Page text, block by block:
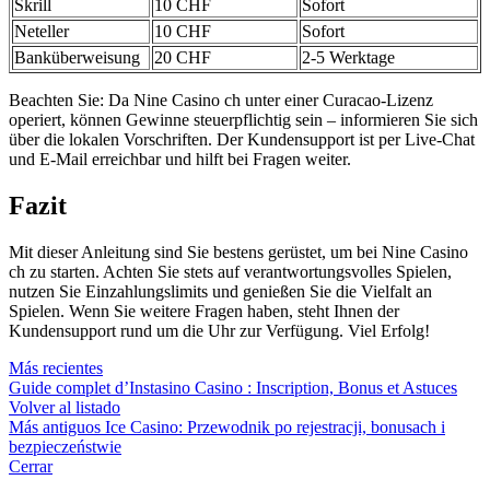
Skrill
10 CHF
Sofort
Neteller
10 CHF
Sofort
Banküberweisung
20 CHF 2-5 Werktage
Beachten Sie: Da Nine Casino ch unter einer Curacao-Lizenz
operiert, können Gewinne steuerpflichtig sein – informieren Sie sich
über die lokalen Vorschriften. Der Kundensupport ist per Live-Chat
und E-Mail erreichbar und hilft bei Fragen weiter.
Fazit
Mit dieser Anleitung sind Sie bestens gerüstet, um bei Nine Casino
ch zu starten. Achten Sie stets auf verantwortungsvolles Spielen,
nutzen Sie Einzahlungslimits und genießen Sie die Vielfalt an
Spielen. Wenn Sie weitere Fragen haben, steht Ihnen der
Kundensupport rund um die Uhr zur Verfügung. Viel Erfolg!
Más recientes
Guide complet d’Instasino Casino : Inscription, Bonus et Astuces
Volver al listado
Más antiguos Ice Casino: Przewodnik po rejestracji, bonusach i
bezpieczeństwie
Cerrar